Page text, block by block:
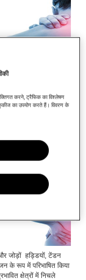
जोड़ों हड्डियों, टेंडन
के रूप में परिभाषित किया
क्षेत्रों में निचले
करने, ट्रैफिक का विश्लेषण
का उपयोग करते हैं। विवरण के